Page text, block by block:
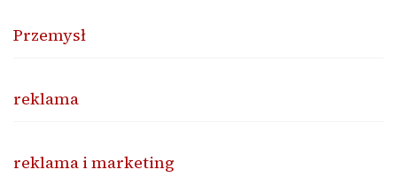
Przemysł
reklama
reklama i marketing